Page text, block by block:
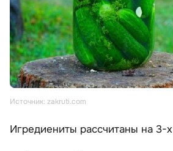
Источник: zakruti.com
Игредиениты рассчитаны на 3-